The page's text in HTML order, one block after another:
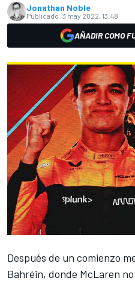
Jonathan Noble
Publicado: 3 may 2022, 13:48
AÑADIR COMO
Después de un comienzo
Bahréin, donde McLaren